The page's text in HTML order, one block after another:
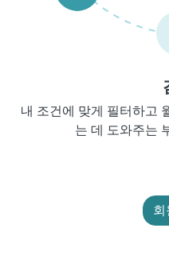
내 조건에 맞게 필터하고
는 데 도와주는
회